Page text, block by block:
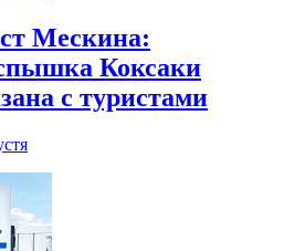
Мескина:
Коксаки
с туристами